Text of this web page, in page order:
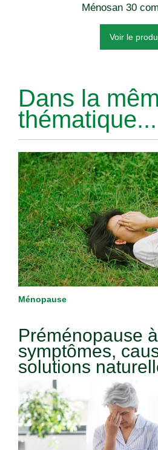
Ménosan 30
Voir le
Dans la
thématique...
Ménopause
Préménopause
symptômes,
solutions